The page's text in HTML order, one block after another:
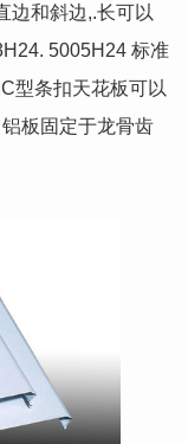
边和斜边,.长可以
5005H24 标准
型条扣天花板可以
板固定于龙骨齿